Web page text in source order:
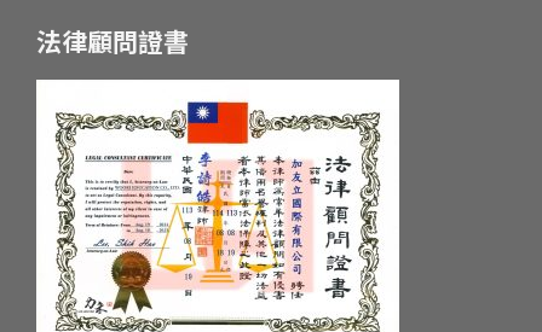
法律顧問證書